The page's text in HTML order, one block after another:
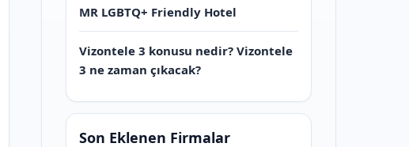
MR LGBTQ+ Friendly Hotel
Vizontele 3 konusu nedir? Vizontele
3 ne zaman çıkacak?
Son Eklenen Firmalar